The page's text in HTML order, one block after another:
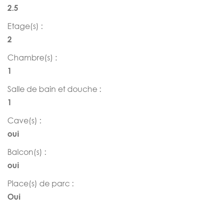
2.5
Etage(s) :
2
Chambre(s) :
1
Salle de bain et douche :
1
Cave(s) :
oui
Balcon(s) :
oui
Place(s) de parc :
Oui